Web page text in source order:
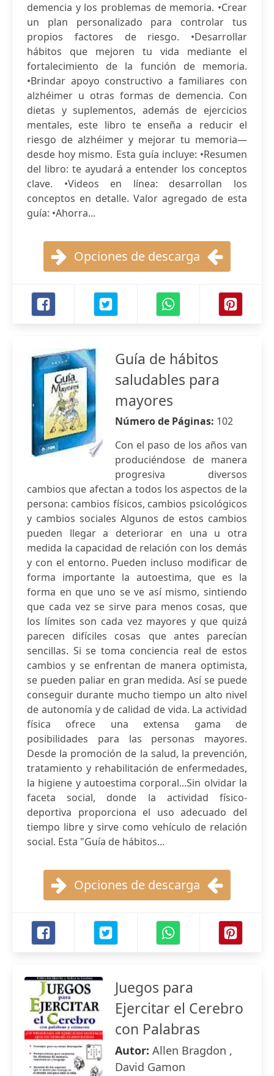
demencia y los problemas de memoria. •Crear
un plan personalizado para controlar tus
propios factores de riesgo. •Desarrollar
hábitos que mejoren tu vida mediante el
fortalecimiento de la función de memoria.
•Brindar apoyo constructivo a familiares con
alzhéimer u otras formas de demencia. Con
dietas y suplementos, además de ejercicios
mentales, este libro te enseña a reducir el
riesgo de alzhéimer y mejorar tu memoria—
desde hoy mismo. Esta guía incluye: •Resumen
del libro: te ayudará a entender los conceptos
clave. •Videos en línea: desarrollan los
conceptos en detalle. Valor agregado de esta
guía: •Ahorra...
Opciones de descarga
Guía de hábitos
saludables para
mayores
Número de Páginas: 102
Con el paso de los años van
produciéndose de manera
progresiva diversos
cambios que afectan a todos los aspectos de la
persona: cambios físicos, cambios psicológicos
y cambios sociales Algunos de estos cambios
pueden llegar a deteriorar en una u otra
medida la capacidad de relación con los demás
y con el entorno. Pueden incluso modificar de
forma importante la autoestima, que es la
forma en que uno se ve así mismo, sintiendo
que cada vez se sirve para menos cosas, que
los límites son cada vez mayores y que quizá
parecen difíciles cosas que antes parecían
sencillas. Si se toma conciencia real de estos
cambios y se enfrentan de manera optimista,
se pueden paliar en gran medida. Así se puede
conseguir durante mucho tiempo un alto nivel
de autonomía y de calidad de vida. La actividad
física ofrece una extensa gama de
posibilidades para las personas mayores.
Desde la promoción de la salud, la prevención,
tratamiento y rehabilitación de enfermedades,
la higiene y autoestima corporal...Sin olvidar la
faceta social, donde la actividad físico-
deportiva proporciona el uso adecuado del
tiempo libre y sirve como vehículo de relación
social. Esta "Guía de hábitos...
Opciones de descarga
Juegos para
Ejercitar el Cerebro
con Palabras
Autor: Allen Bragdon ,
David Gamon